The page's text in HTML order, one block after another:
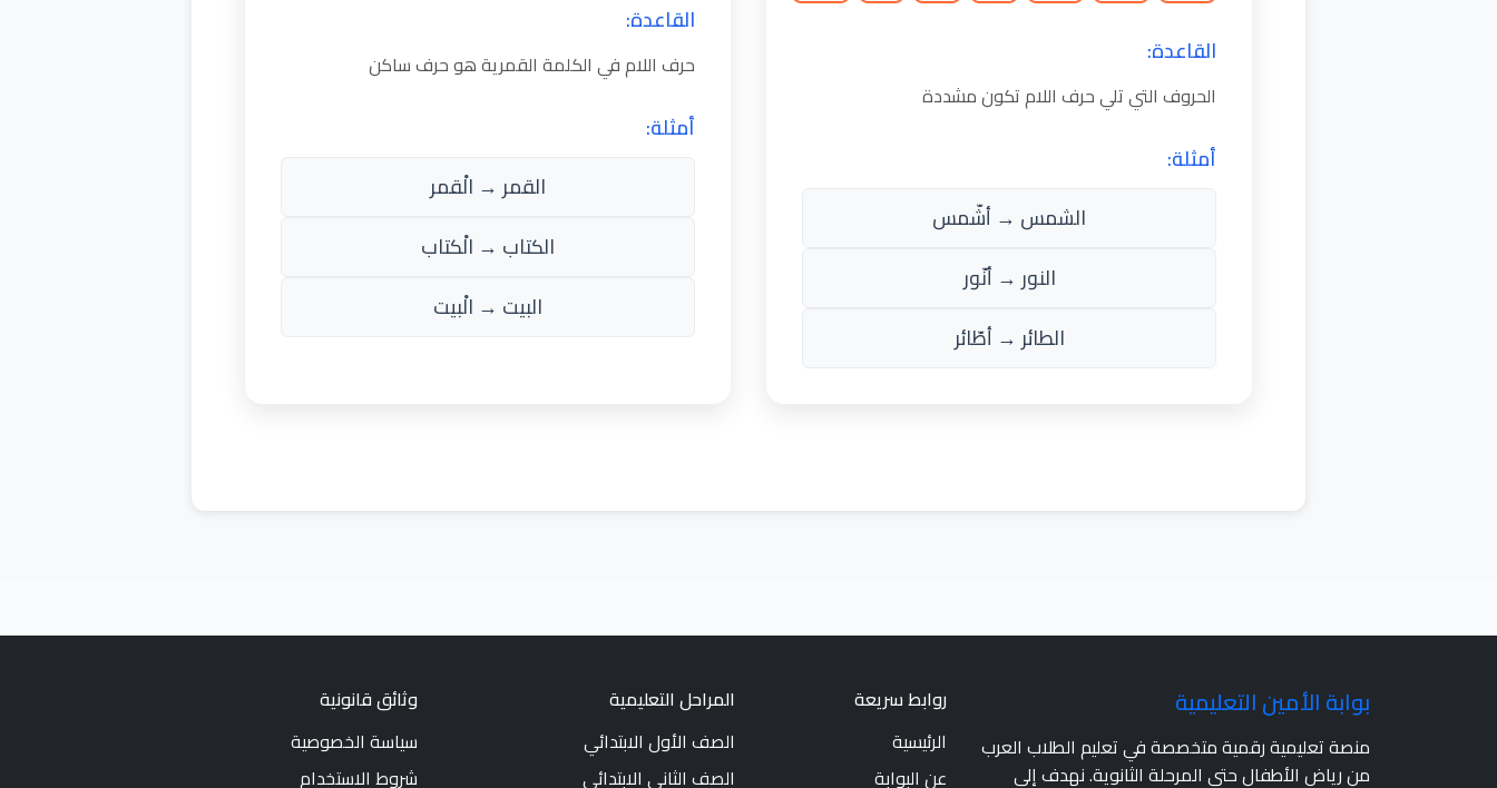
القاعدة:
الحروف التي تلي حرف اللام تكون مشددة
أمثلة:
الشمس → أشّمس
النور → أنّور
الطائر → أطّائر
القاعدة:
حرف اللام في الكلمة القمرية هو حرف ساكن
أمثلة:
القمر → الْقمر
الكتاب → الْكتاب
البيت → الْبيت
بوابة الأمين التعليمية
منصة تعليمية رقمية متخصصة في تعليم الطلاب العرب
من رياض الأطفال حتى المرحلة الثانوية. نهدف إلى
روابط سريعة
الرئيسية
عن البوابة
المراحل التعليمية
الصف الأول الابتدائي
الصف الثاني الابتدائي
وثائق قانونية
سياسة الخصوصية
شروط الاستخدام